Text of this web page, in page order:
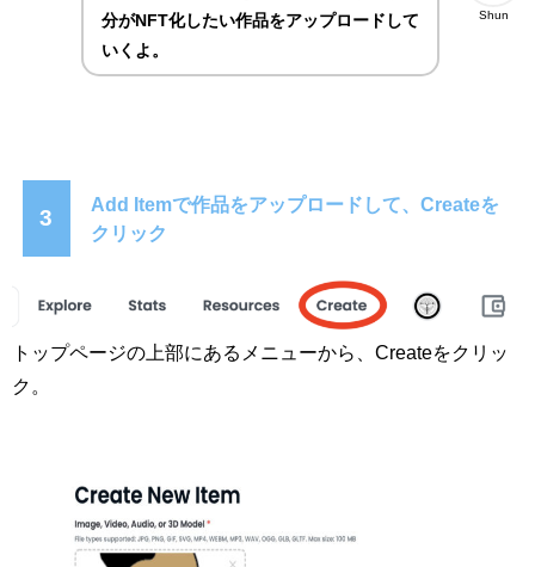
Shun
分がNFT化したい作品をアップロードして
いくよ。
3
Add Itemで作品をアップロードして、Createを
クリック
トップページの上部にあるメニューから、Createをクリッ
ク。